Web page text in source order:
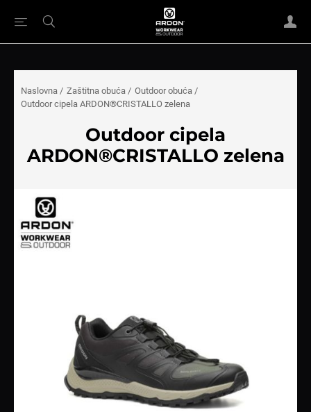
Naslovna / Zaštitna obuća / Outdoor obuća /
Outdoor cipela ARDON®CRISTALLO zelena
Outdoor cipela
ARDON®CRISTALLO zelena